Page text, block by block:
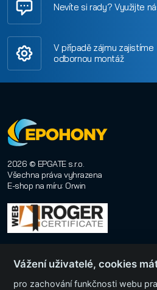
Nevíte si rady? Využijte
V případě zájmu zajistíme
odbornou montáž
2026 © EPGATE s.r.o.
Všechna práva vyhrazena
E-shop na míru: Orwin
Vážení uživatelé, cookies
pro zachování funkčnosti webu